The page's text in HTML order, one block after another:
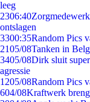
leeg
2306:40
ontslagen
3300:35Random Pics
2105/08Tanken in
3405/08Dirk sluit
agressie
1205/08Random Pics
604/08Kraftwerk